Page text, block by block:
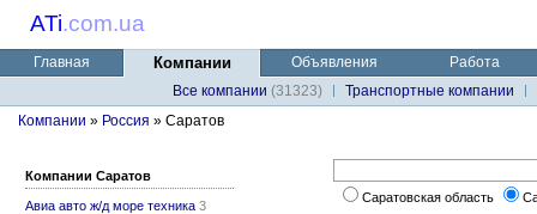
ATi.com.ua
Главная Компании Объявления
Работа
Все компании (31323)
Транспортные компании
Компании » Россия » Саратов
Компании Саратов
Авиа авто ж/д море техника 3
Саратовская область